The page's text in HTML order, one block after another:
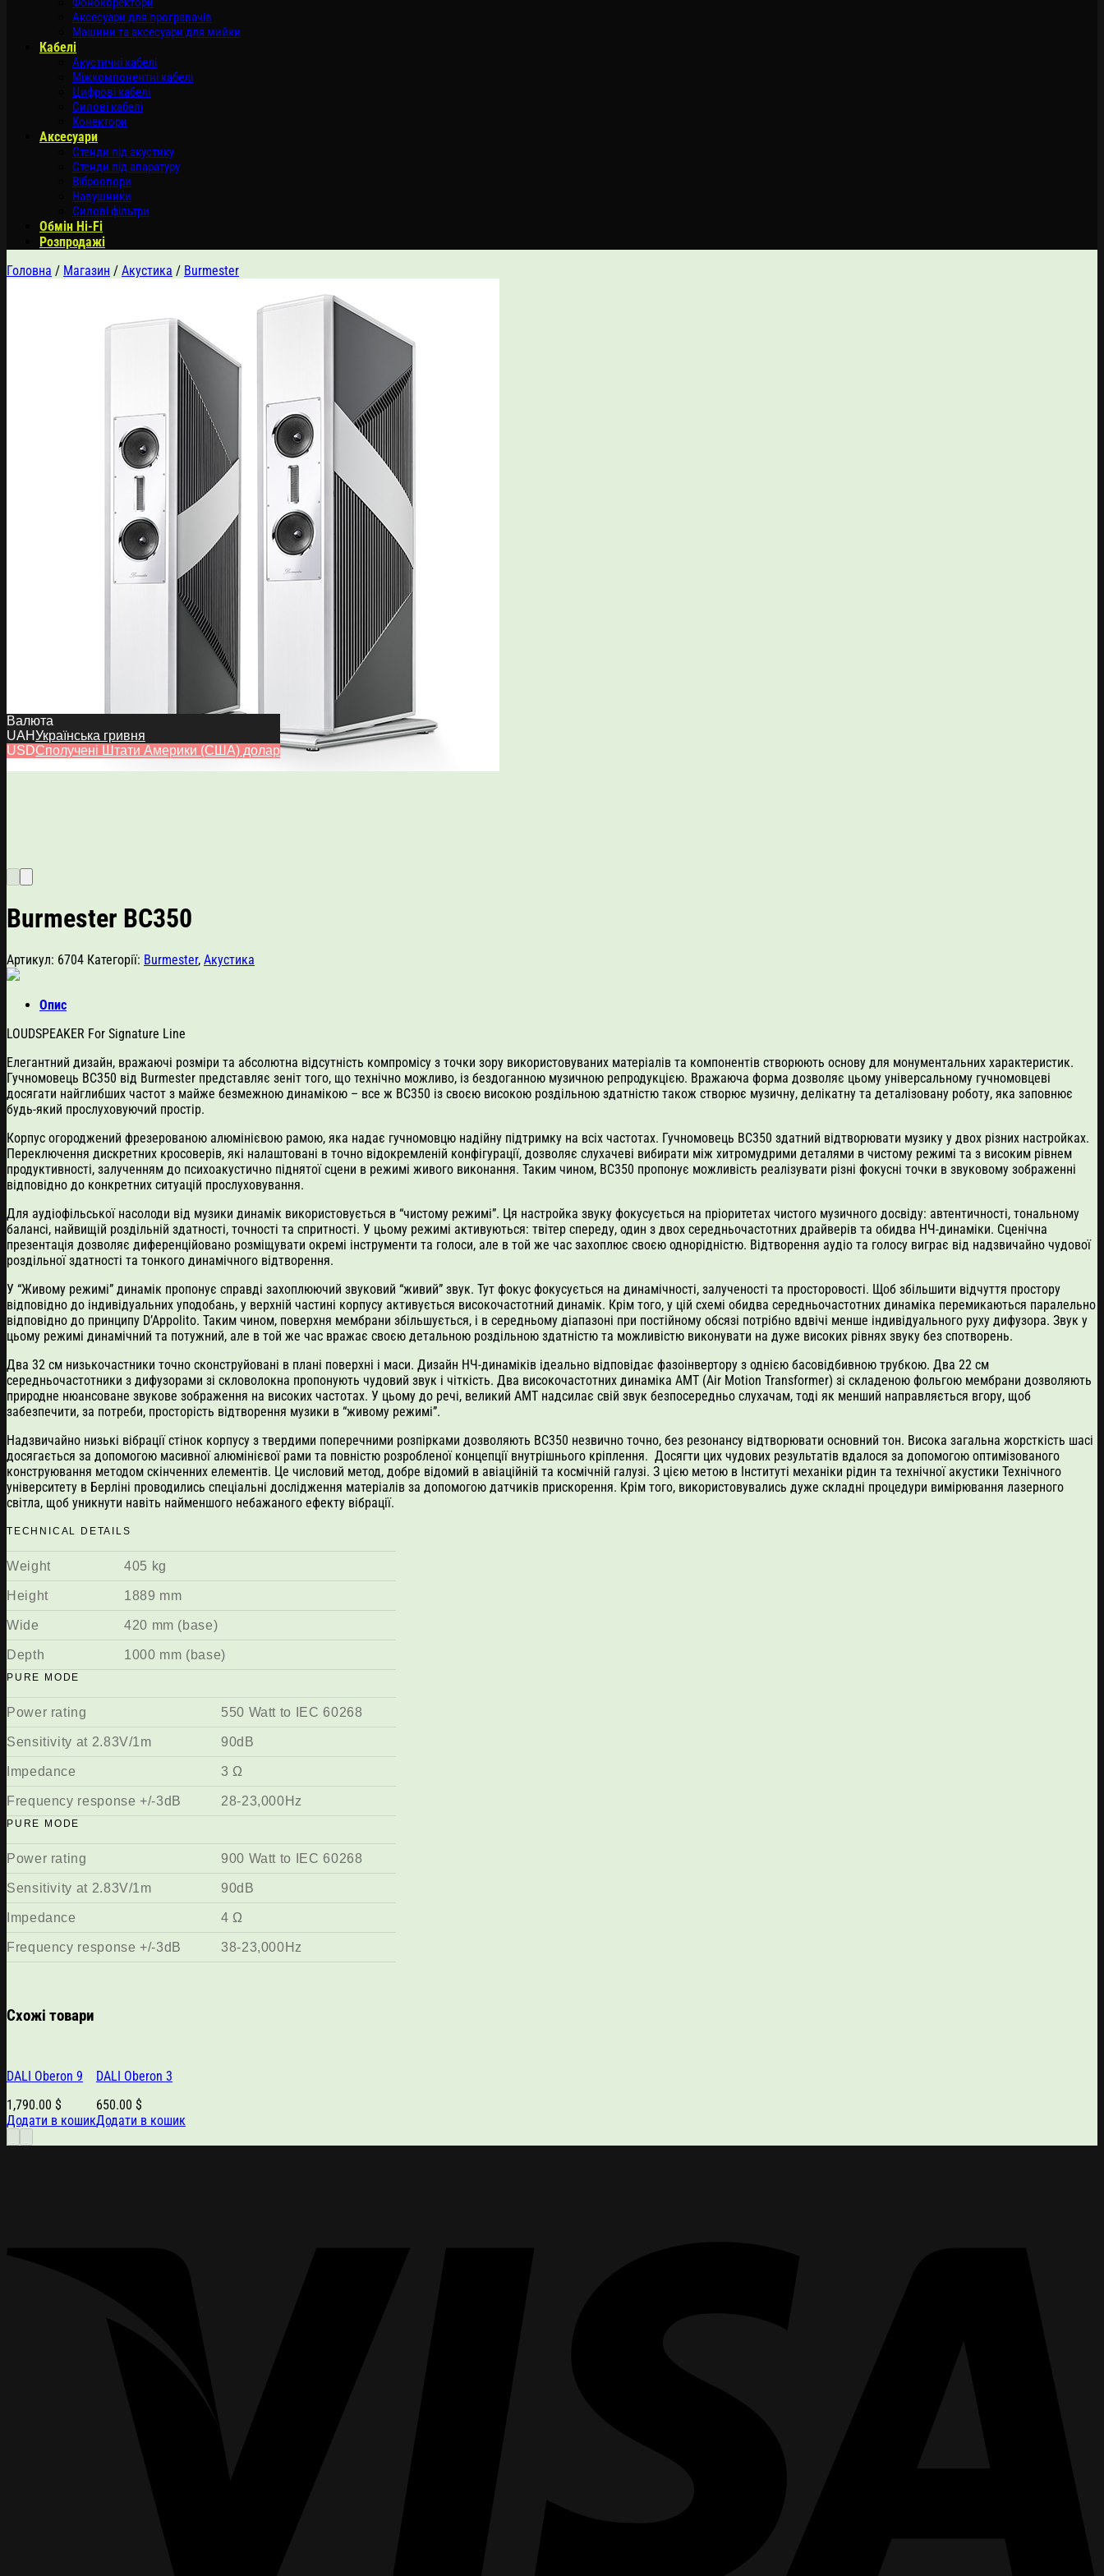
Аксесуари для програвачів
Машини та аксесуари для мийки
Кабелі
Акустичні кабелі
Міжкомпонентні кабелі
Цифрові кабелі
Силові кабелі
Конектори
Аксесуари
Стенди під акустику
Стенди під апаратуру
Віброопори
Навушники
Силові фільтри
Обмін Hi-Fi
Розпродажі
Головна / Магазин / Акустика / Burmester
Burmester BC350
Артикул: 6704 Категорії: Burmester, Акустика
Опис
LOUDSPEAKER For Signature Line
Елегантний дизайн, вражаючі розміри та абсолютна відсутність компромісу з точки зору використовуваних матеріалів та компонентів створюють основу для монументальних характеристик.
Гучномовець BC350 від Burmester представляє зеніт того, що технічно можливо, із бездоганною музичною репродукцією. Вражаюча форма дозволяє цьому універсальному гучномовцеві
досягати найглибших частот з майже безмежною динамікою – все ж BC350 із своєю високою роздільною здатністю також створює музичну, делікатну та деталізовану роботу, яка заповнює
будь-який прослуховуючий простір.
Корпус огороджений фрезерованою алюмінієвою рамою, яка надає гучномовцю надійну підтримку на всіх частотах. Гучномовець BC350 здатний відтворювати музику у двох різних настройках.
Переключення дискретних кросоверів, які налаштовані в точно відокремленій конфігурації, дозволяє слухачеві вибирати між хитромудрими деталями в чистому режимі та з високим рівнем
продуктивності, залученням до психоакустично піднятої сцени в режимі живого виконання. Таким чином, BC350 пропонує можливість реалізувати різні фокусні точки в звуковому зображенні
відповідно до конкретних ситуацій прослуховування.
Для аудіофільської насолоди від музики динамік використовується в “чистому режимі”. Ця настройка звуку фокусується на пріоритетах чистого музичного досвіду: автентичності, тональному
балансі, найвищій роздільній здатності, точності та спритності. У цьому режимі активуються: твітер спереду, один з двох середньочастотних драйверів та обидва НЧ-динаміки. Сценічна
презентація дозволяє диференційовано розміщувати окремі інструменти та голоси, але в той же час захоплює своєю однорідністю. Відтворення аудіо та голосу виграє від надзвичайно чудової
роздільної здатності та тонкого динамічного відтворення.
У “Живому режимі” динамік пропонує справді захоплюючий звуковий “живий” звук. Тут фокус фокусується на динамічності, залученості та просторовості. Щоб збільшити відчуття простору
відповідно до індивідуальних уподобань, у верхній частині корпусу активується високочастотний динамік. Крім того, у цій схемі обидва середньочастотних динаміка перемикаються паралельно
відповідно до принципу D’Appolito. Таким чином, поверхня мембрани збільшується, і в середньому діапазоні при постійному обсязі потрібно вдвічі менше індивідуального руху дифузора. Звук у
цьому режимі динамічний та потужний, але в той же час вражає своєю детальною роздільною здатністю та можливістю виконувати на дуже високих рівнях звуку без спотворень.
Два 32 см низькочастники точно сконструйовані в плані поверхні і маси. Дизайн НЧ-динаміків ідеально відповідає фазоінвертору з однією басовідбивною трубкою. Два 22 см
середньочастотники з дифузорами зі скловолокна пропонують чудовий звук і чіткість. Два високочастотних динаміка AMT (Air Motion Transformer) зі складеною фольгою мембрани дозволяють
природне нюансоване звукове зображення на високих частотах. У цьому до речі, великий AMT надсилає свій звук безпосередньо слухачам, тоді як менший направляється вгору, щоб
забезпечити, за потреби, просторість відтворення музики в “живому режимі”.
Надзвичайно низькі вібрації стінок корпусу з твердими поперечними розпірками дозволяють BC350 незвично точно, без резонансу відтворювати основний тон. Висока загальна жорсткість шасі
досягається за допомогою масивної алюмінієвої рами та повністю розробленої концепції внутрішнього кріплення. Досягти цих чудових результатів вдалося за допомогою оптимізованого
конструювання методом скінченних елементів. Це числовий метод, добре відомий в авіаційній та космічній галузі. З цією метою в Інституті механіки рідин та технічної акустики Технічного
університету в Берліні проводились спеціальні дослідження матеріалів за допомогою датчиків прискорення. Крім того, використовувались дуже складні процедури вимірювання лазерного
світла, щоб уникнути навіть найменшого небажаного ефекту вібрації.
TECHNICAL DETAILS
Weight 405 kg
Height 1889 mm
Wide 420 mm (base)
Depth 1000 mm (base)
PURE MODE
Power rating 550 Watt to IEC 60268
Sensitivity at 2.83V/1m 90dB
Impedance 3 Ω
Frequency response +/-3dB 28-23,000Hz
PURE MODE
Power rating 900 Watt to IEC 60268
Sensitivity at 2.83V/1m 90dB
Impedance 4 Ω
Frequency response +/-3dB 38-23,000Hz
Схожі товари
DALI Oberon 9
1,790.00 $
Додати в кошик
DALI Oberon 3
650.00 $
Додати в кошик
Валюта
UAHУкраїнська гривня
USDСполучені Штати Америки (США) долар